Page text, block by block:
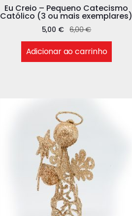
Eu Creio – Pequeno Catecismo
Católico (3 ou mais exemplares)
6,00€
5,00 €
Adicionar ao carrinho